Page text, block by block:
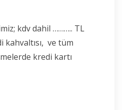
kdv dahil ……….. TL
kahvaltısı, ve tüm
kredi kartı